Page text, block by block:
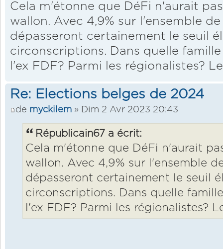
Cela m'étonne que DéFi n'aurait
wallon. Avec 4,9% sur l'ensemble
dépasseront certainement le seuil
circonscriptions. Dans quelle
l'ex FDF? Parmi les régionalistes?
Re: Elections belges de 2024
de myckilem » Dim 2 Avr 2023 20:43
Républicain67 a écrit:
Cela m'étonne que DéFi n'aurait
wallon. Avec 4,9% sur l'ensemble
dépasseront certainement le seuil
circonscriptions. Dans quelle
l'ex FDF? Parmi les régionalistes?